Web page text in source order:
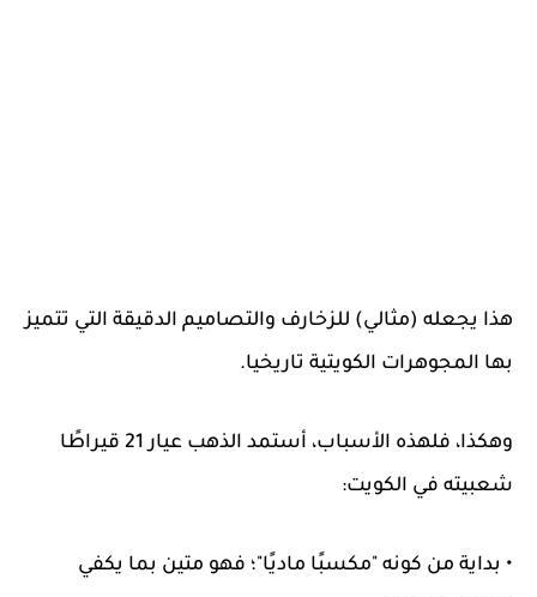
هذا يجعله (مثالي) للزخارف والتصاميم الدقيقة التي تتميز
بها المجوهرات الكويتية تاريخيا.
وهكذا، فلهذه الأسباب، أستمد الذهب عيار 21 قيراطًا
شعبيته في الكويت:
• بداية من كونه "مكسبًا ماديًا"؛ فهو متين بما يكفي